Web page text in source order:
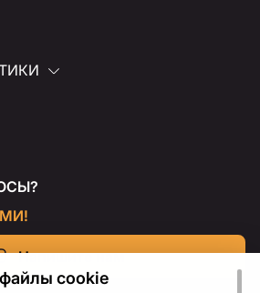
Напишите нам
cookie